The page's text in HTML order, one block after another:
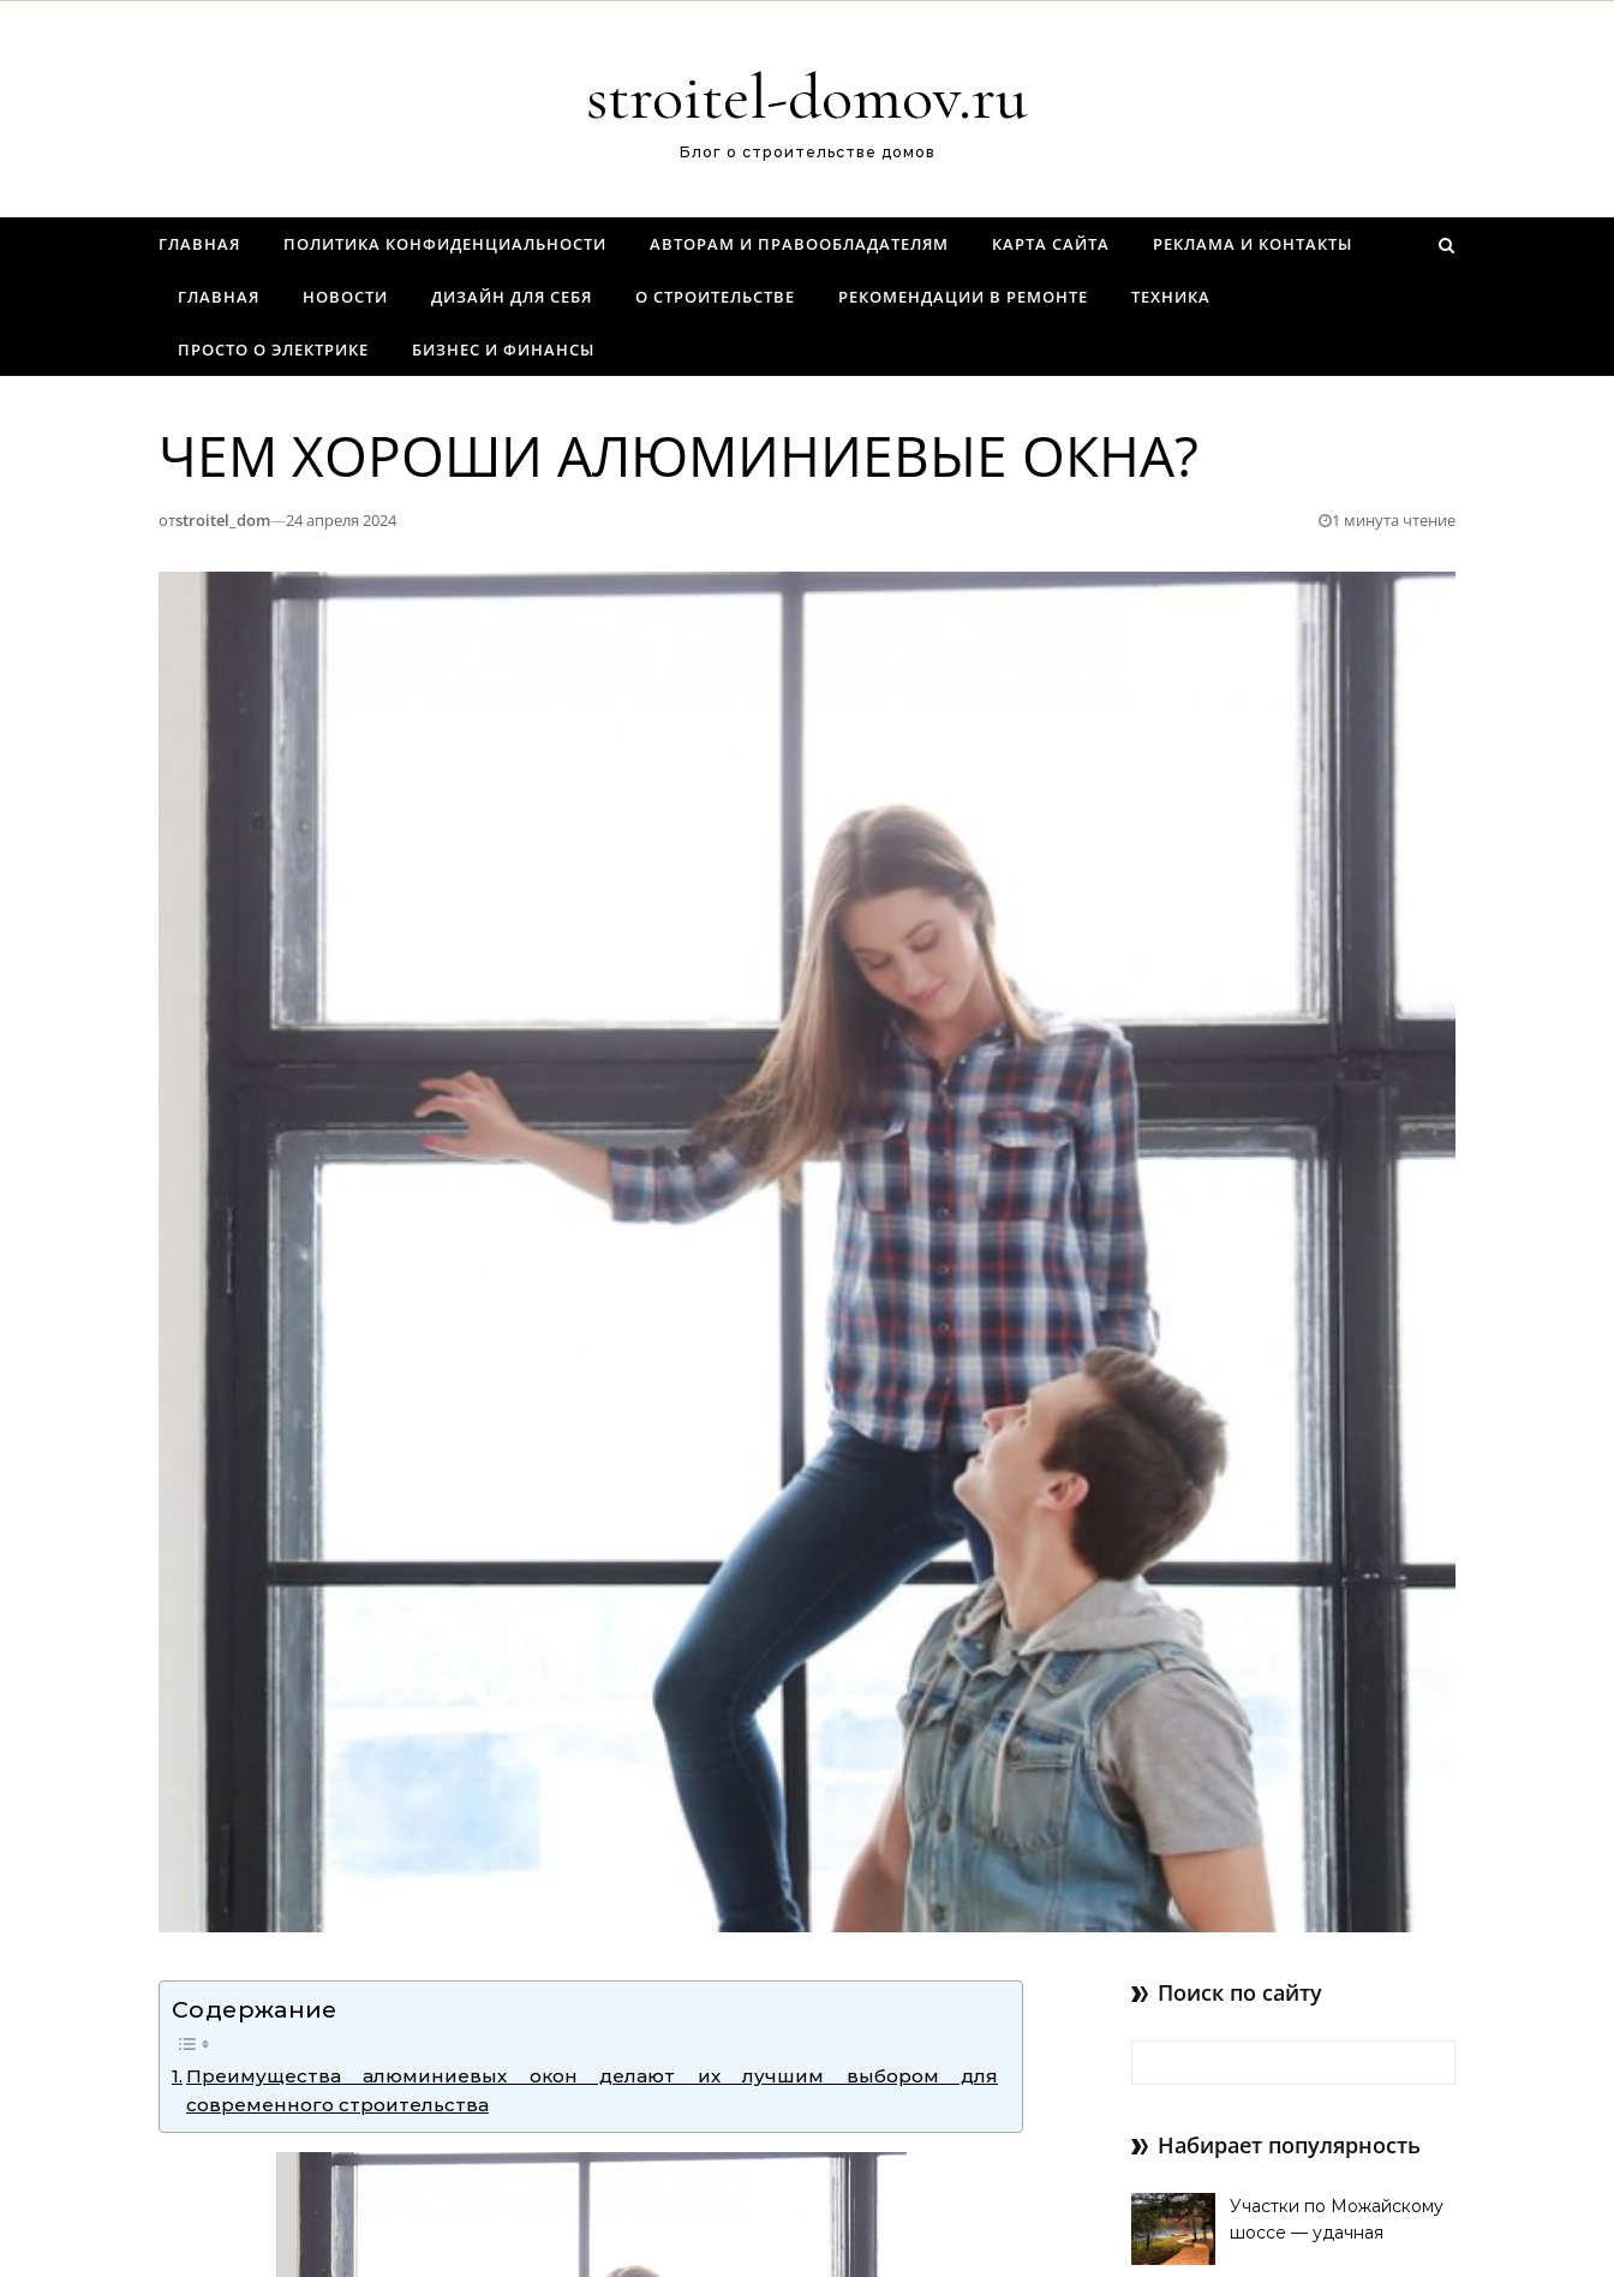
stroitel-domov.ru
Блог о строительстве домов
ГЛАВНАЯ ПОЛИТИКА КОНФИДЕНЦИАЛЬНОСТИ АВТОРАМ И ПРАВООБЛАДАТЕЛЯМ КАРТА САЙТА РЕКЛАМА И КОНТАКТЫ
ГЛАВНАЯ НОВОСТИ ДИЗАЙН ДЛЯ СЕБЯ О СТРОИТЕЛЬСТВЕ РЕКОМЕНДАЦИИ В РЕМОНТЕ ТЕХНИКА
ПРОСТО О ЭЛЕКТРИКЕ БИЗНЕС И ФИНАНСЫ
ЧЕМ ХОРОШИ АЛЮМИНИЕВЫЕ ОКНА?
отstroitel_dom—24 апреля 2024 1 минута чтение
Содержание
Преимущества алюминиевых окон делают их лучшим выбором для
современного строительства
Поиск по сайту
Набирает популярность
Участки по Можайскому
шоссе — удачная